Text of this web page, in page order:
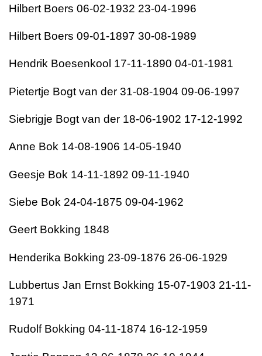
Hilbert Boers 06-02-1932 23-04-1996
Hilbert Boers 09-01-1897 30-08-1989
Hendrik Boesenkool 17-11-1890 04-01-1981
Pietertje Bogt van der 31-08-1904 09-06-1997
Siebrigje Bogt van der 18-06-1902 17-12-1992
Anne Bok 14-08-1906 14-05-1940
Geesje Bok 14-11-1892 09-11-1940
Siebe Bok 24-04-1875 09-04-1962
Geert Bokking 1848
Henderika Bokking 23-09-1876 26-06-1929
Lubbertus Jan Ernst Bokking 15-07-1903 21-11-
1971
Rudolf Bokking 04-11-1874 16-12-1959